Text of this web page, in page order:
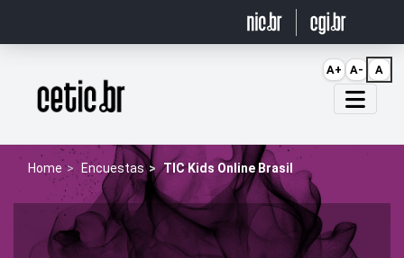
Página inicial
Home Encuestas TIC Kids Online Brasil
A+ A- A